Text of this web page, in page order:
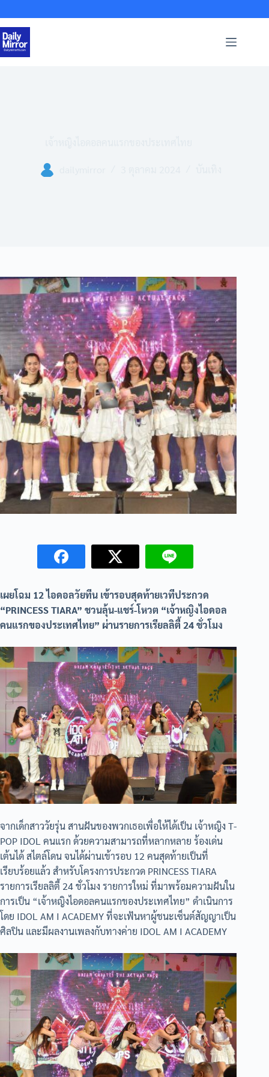
to
content
เผยโฉม 12 ไอดอลวัยทีน เข้ารอบสุดท้ายเวทีประกวด
“PRINCESS TIARA” ชวนลุ้น-แชร์-โหวต “เจ้าหญิงไอดอล
คนแรกของประเทศไทย” ผ่านรายการเรียลลิตี้ 24 ชั่วโมง
จากเด็กสาววัยรุ่น สานฝันของพวกเธอเพื่อให้ได้เป็น เจ้าหญิง T-
POP IDOL คนแรก ด้วยความสามารถที่หลากหลาย ร้องเด่น
เต้นได้ สไตล์โดน จนได้ผ่านเข้ารอบ 12 คนสุดท้ายเป็นที่
เรียบร้อยแล้ว สำหรับโครงการประกวด PRINCESS TIARA
รายการเรียลลิตี้ 24 ชั่วโมง รายการใหม่ ที่มาพร้อมความฝันใน
การเป็น “เจ้าหญิงไอดอลคนแรกของประเทศไทย” ดำเนินการ
โดย IDOL AM I ACADEMY ที่จะเฟ้นหาผู้ชนะเซ็นต์สัญญาเป็น
ศิลปิน และมีผลงานเพลงกับทางค่าย IDOL AM I ACADEMY